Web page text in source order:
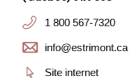
1 800 567-7320
info@estrimont.ca
Site internet